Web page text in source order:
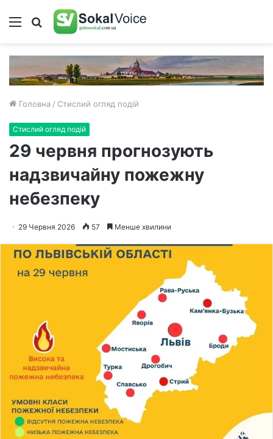
Меню Пошук
Головна / Стислий огляд подій
Стислий огляд подій
29 червня прогнозують
надзвичайну пожежну
небезпеку
29 Червня 2026 57 Менше хвилини